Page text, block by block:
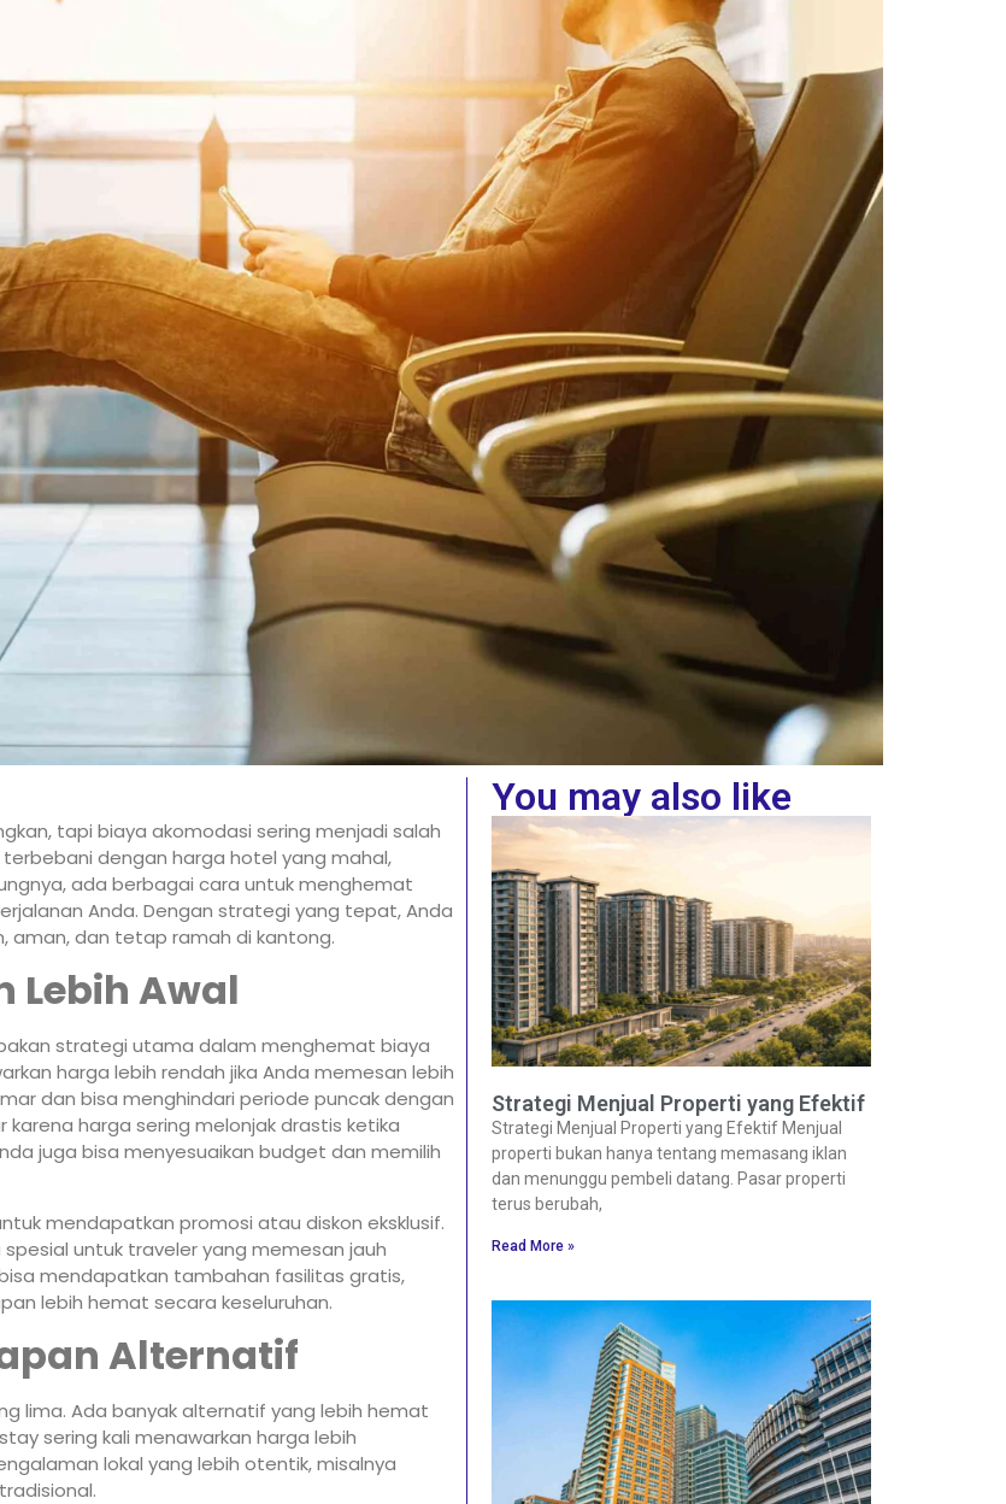
tapi biaya akomodasi sering menjadi salah
dengan harga hotel yang mahal,
ada berbagai cara untuk menghemat
Anda. Dengan strategi yang tepat, Anda
dan tetap ramah di kantong.
Lebih Awal
strategi utama dalam menghemat biaya
harga lebih rendah jika Anda memesan lebih
dan bisa menghindari periode puncak dengan
harga sering melonjak drastis ketika
juga bisa menyesuaikan budget dan memilih
mendapatkan promosi atau diskon eksklusif.
untuk traveler yang memesan jauh
mendapatkan tambahan fasilitas gratis,
lebih hemat secara keseluruhan.
Alternatif
lima. Ada banyak alternatif yang lebih hemat
sering kali menawarkan harga lebih
lokal yang lebih otentik, misalnya
You may also like
Strategi Menjual Properti yang Efektif
Strategi Menjual Properti yang Efektif Menjual
properti bukan hanya tentang memasang iklan
dan menunggu pembeli datang. Pasar properti
terus berubah,
Read More »